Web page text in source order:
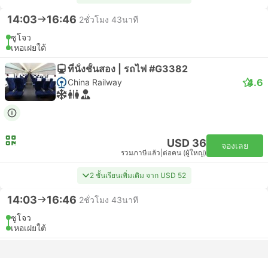
14:03 16:46 2ชั่วโมง 43นาที
ซูโจว
เหอเฝยใต้
ที่นั่งชั้นสอง | รถไฟ #G3382
China Railway 4.6
USD 36
รวมภาษีแล้ว ต่อคน (ผู้ใหญ่)
จองเลย
2 ชั้นเรียนเพิ่มเติม จาก USD 52
14:03 16:46 2ชั่วโมง 43นาที
ซูโจว
เหอเฝยใต้